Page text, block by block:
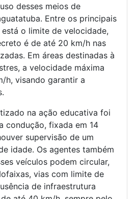
desses meios de
Entre os principais
o limite de velocidade,
é de até 20 km/h nas
Em áreas destinadas à
a velocidade máxima
h, visando garantir a
na ação educativa foi
condução, fixada em 14
supervisão de um
idade. Os agentes também
veículos podem circular,
vias com limite de
de infraestrutura